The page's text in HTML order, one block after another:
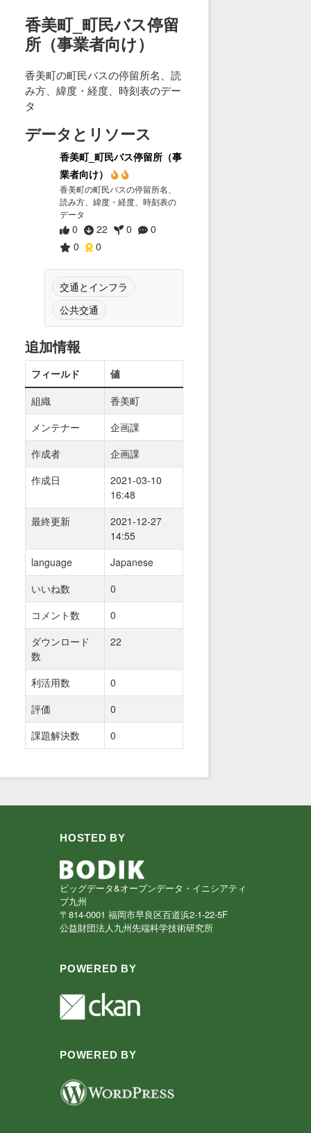
香美町_町民バス停留
所（事業者向け）
香美町の町民バスの停留所名、読
み方、緯度・経度、時刻表のデー
タ
データとリソース
香美町_町民バス停留所（事
業者向け）
香美町の町民バスの停留所名、
読み方、緯度・経度、時刻表の
データ
0 22 0
0
0
0
交通とインフラ
公共交通
追加情報
フィールド
値
組織
香美町
メンテナー
企画課
作成者
企画課
作成日
2021-03-10
16:48
最終更新
2021-12-27
14:55
language
Japanese
いいね数
0
コメント数
0
ダウンロード
数
22
利活用数
0
評価
0
課題解決数
0
HOSTED BY
ビッグデータ&オープンデータ・イニシアティ
ブ九州
〒814-0001 福岡市早良区百道浜2-1-22-5F
公益財団法人九州先端科学技術研究所
POWERED BY
POWERED BY